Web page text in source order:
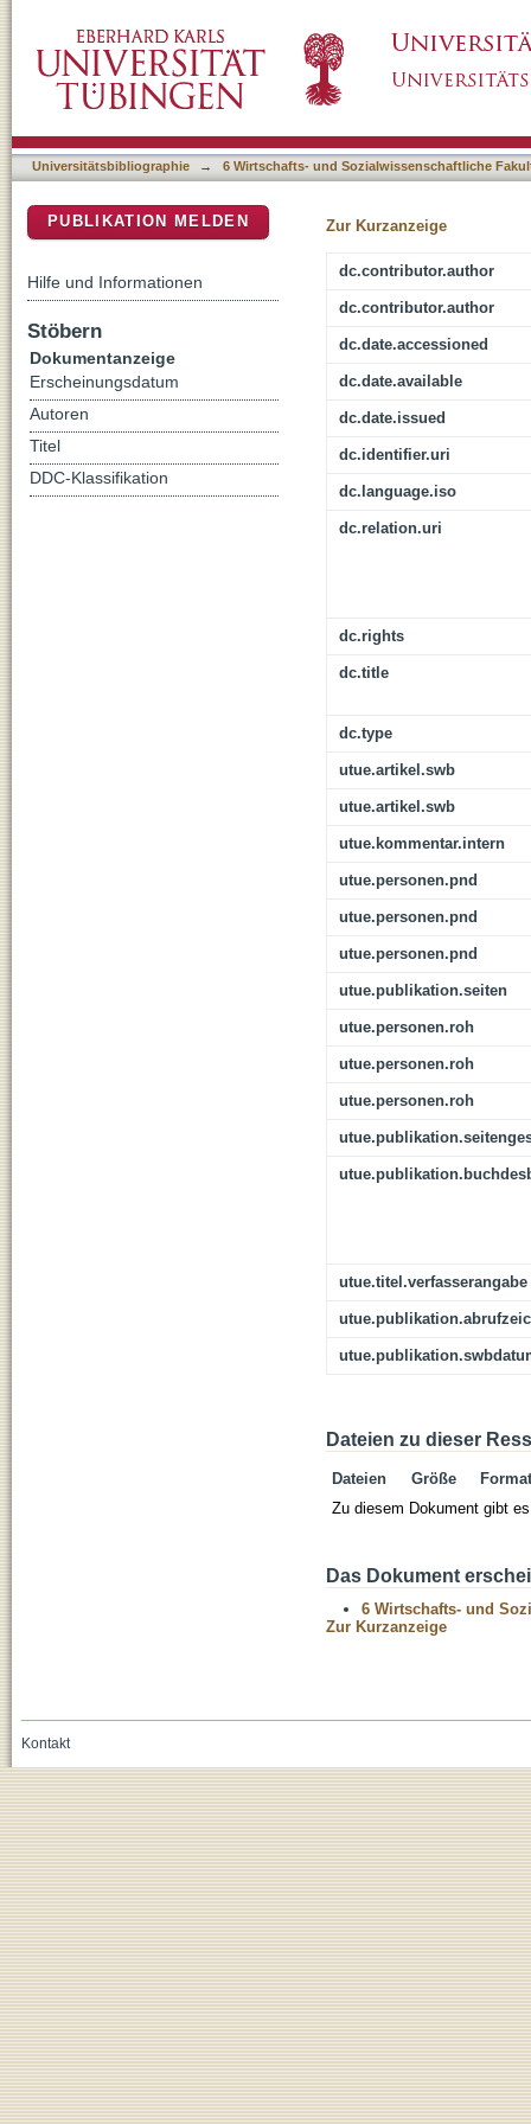
Universitätsbibliographie → 6 Wirtschafts- und Sozialwissenschaftliche
Zur Kurzanzeige
dc.contributor.author
dc.contributor.author
dc.date.accessioned
dc.date.available
dc.date.issued
dc.identifier.uri
dc.language.iso
dc.relation.uri
dc.rights
dc.title
dc.type
utue.artikel.swb
utue.artikel.swb
utue.kommentar.intern
utue.personen.pnd
utue.personen.pnd
utue.personen.pnd
utue.publikation.seiten
utue.personen.roh
utue.personen.roh
utue.personen.roh
utue.titel.verfasserangabe
Dateien zu dieser
Dateien Größe
Format
Zu diesem Dokument gibt
Das Dokument
6 Wirtschafts- und
Zur Kurzanzeige
PUBLIKATION MELDEN
Hilfe und Informationen
Stöbern
Dokumentanzeige
Erscheinungsdatum
Autoren
Titel
DDC-Klassifikation
Kontakt